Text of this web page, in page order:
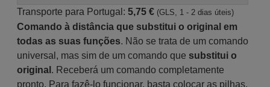
Transporte para Portugal: 5,75 € (GLS, 1 - 2 dias úteis)
Comando à distância que substitui o original em
todas as suas funções. Não se trata de um comando
universal, mas sim de um comando que substitui o
original . Receberá um comando completamente
pronto. Para fazê-lo funcionar, basta colocar as pilhas.